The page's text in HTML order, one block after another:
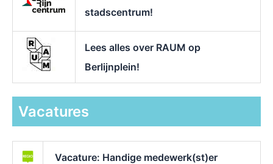
stadscentrum!
Lees alles over RAUM op
Berlijnplein!
Vacatures
Vacature: Handige medewerk(st)er